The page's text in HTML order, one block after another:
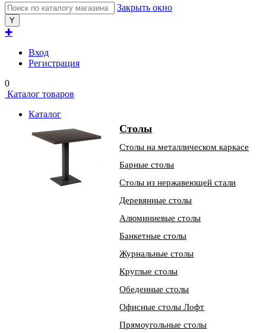
Закрыть окно
✚
Вход
Регистрация
0
Каталог товаров
Каталог
Столы
Столы на металлическом каркасе
Барные столы
Столы из нержавеющей стали
Деревянные столы
Алюминиевые столы
Банкетные столы
Журнальные столы
Круглые столы
Обеденные столы
Офисные столы Лофт
Прямоугольные столы